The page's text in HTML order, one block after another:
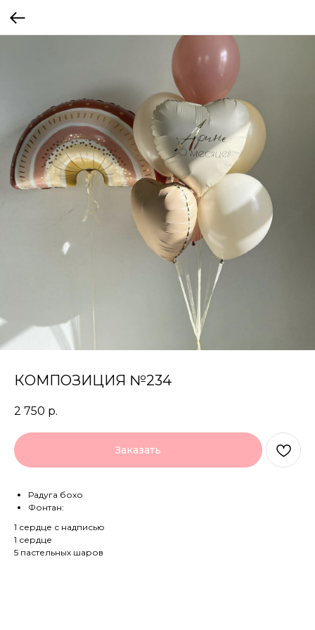
КОМПОЗИЦИЯ №234
2 750 р.
Заказать
Радуга бохо
Фонтан:
1 сердце с надписью
1 сердце
5 пастельных шаров